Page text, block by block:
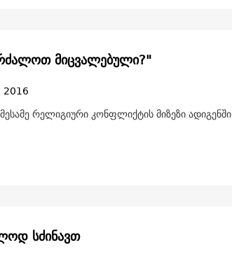
მიცვალებული?"
2016
რელიგიური კონფლიქტის მიზეზი ადიგენში
სძინავთ